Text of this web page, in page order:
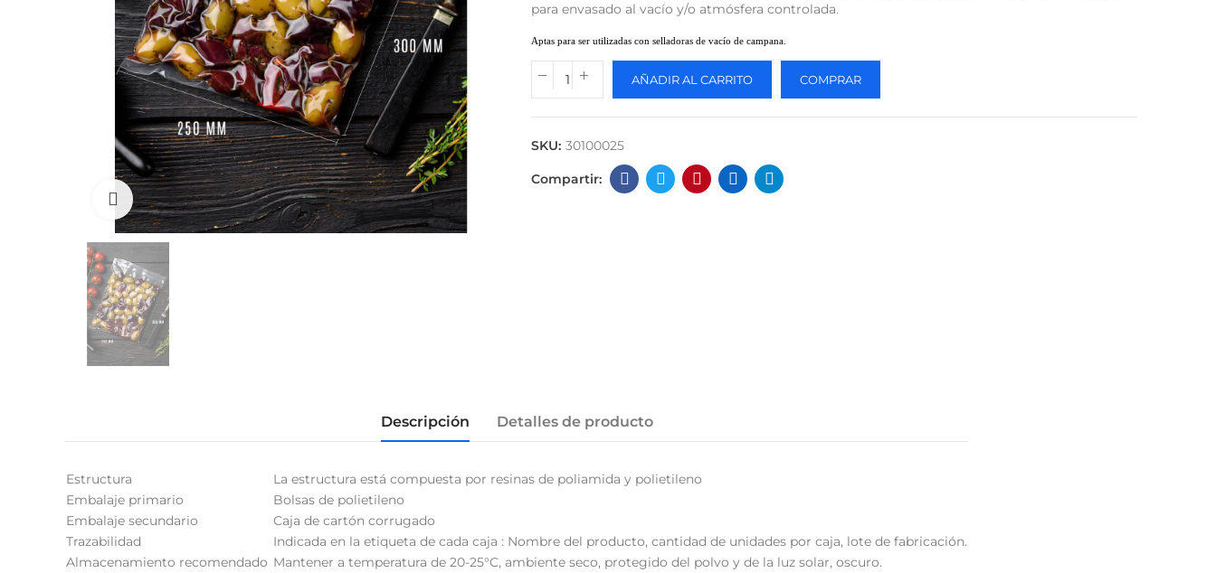
Click to enlarge
para envasado al vacío y/o atmósfera controlada.
Aptas para ser utilizadas con selladoras de vacío de campana.
AÑADIR AL CARRITO COMPRAR
SKU: 30100025
Descripción Detalles de producto
Estructura
La estructura está compuesta por resinas de poliamida y polietileno
Embalaje primario
Bolsas de polietileno
Embalaje secundario
Caja de cartón corrugado
Trazabilidad
Indicada en la etiqueta de cada caja : Nombre del producto, cantidad de unidades por caja, lote de fabricación.
Almacenamiento recomendado Mantener a temperatura de 20-25°C, ambiente seco, protegido del polvo y de la luz solar, oscuro.